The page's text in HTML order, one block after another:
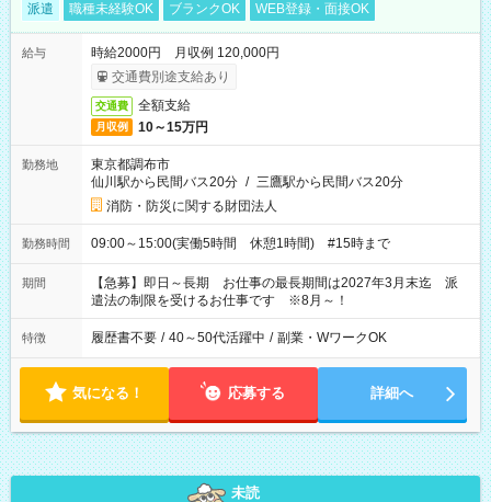
派遣 職種未経験OK ブランクOK WEB登録・面接OK
給与
時給2000円 月収例 120,000円
交通費別途支給あり
交通費 全額支給
月収例 10～15万円
勤務地
東京都調布市
仙川駅から民間バス20分 / 三鷹駅から民間バス20分
消防・防災に関する財団法人
勤務時間 09:00～15:00(実働5時間 休憩1時間) #15時まで
期間
【急募】即日～長期 お仕事の最長期間は2027年3月末迄 派
遣法の制限を受けるお仕事です ※8月～！
特徴 履歴書不要 / 40～50代活躍中 / 副業・WワークOK
気になる！ 応募する 詳細へ
未読